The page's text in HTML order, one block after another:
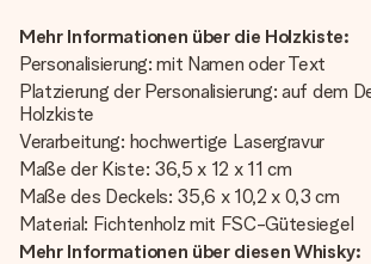
Mehr Informationen über die Holzkiste:
Personalisierung: mit Namen oder Text
Platzierung der Personalisierung: auf dem
Holzkiste
Verarbeitung: hochwertige Lasergravur
Maße der Kiste: 36,5 x 12 x 11 cm
Maße des Deckels: 35,6 x 10,2 x 0,3 cm
Material: Fichtenholz mit FSC-Gütesiegel
Mehr Informationen über diesen Whisky: